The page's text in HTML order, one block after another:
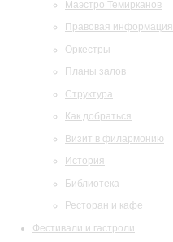
Маэстро Темирканов
Правовая информация
Оркестры
Планы залов
Структура
Как добраться
Визит в филармонию
История
Библиотека
Ресторан и кафе
Фестивали и гастроли